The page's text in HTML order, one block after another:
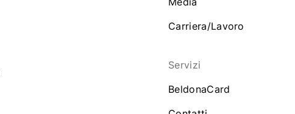
Carriera/Lavoro
Servizi
BeldonaCard